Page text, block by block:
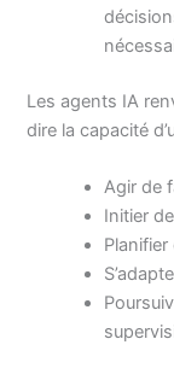
Les agents IA
dire la capacité
Agir de
Initier